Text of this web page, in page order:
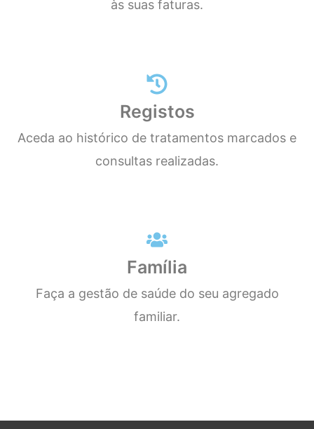
às suas faturas.
Registos
Aceda ao histórico de tratamentos marcados e
consultas realizadas.
Família
Faça a gestão de saúde do seu agregado
familiar.